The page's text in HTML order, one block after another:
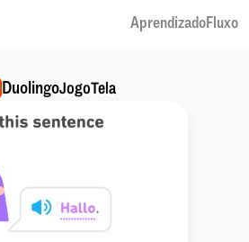
AprendizadoFluxo
DuolingoJogoTela